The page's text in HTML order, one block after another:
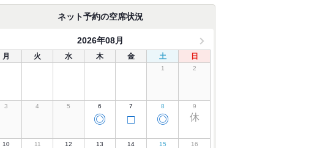
ネット予約の空席状況
2026年08月
月 火 水 木 金 土 日
1 2
3 4 5 6
◎
7
□
8
◎
9
休
10 11 12 13 14 15 16